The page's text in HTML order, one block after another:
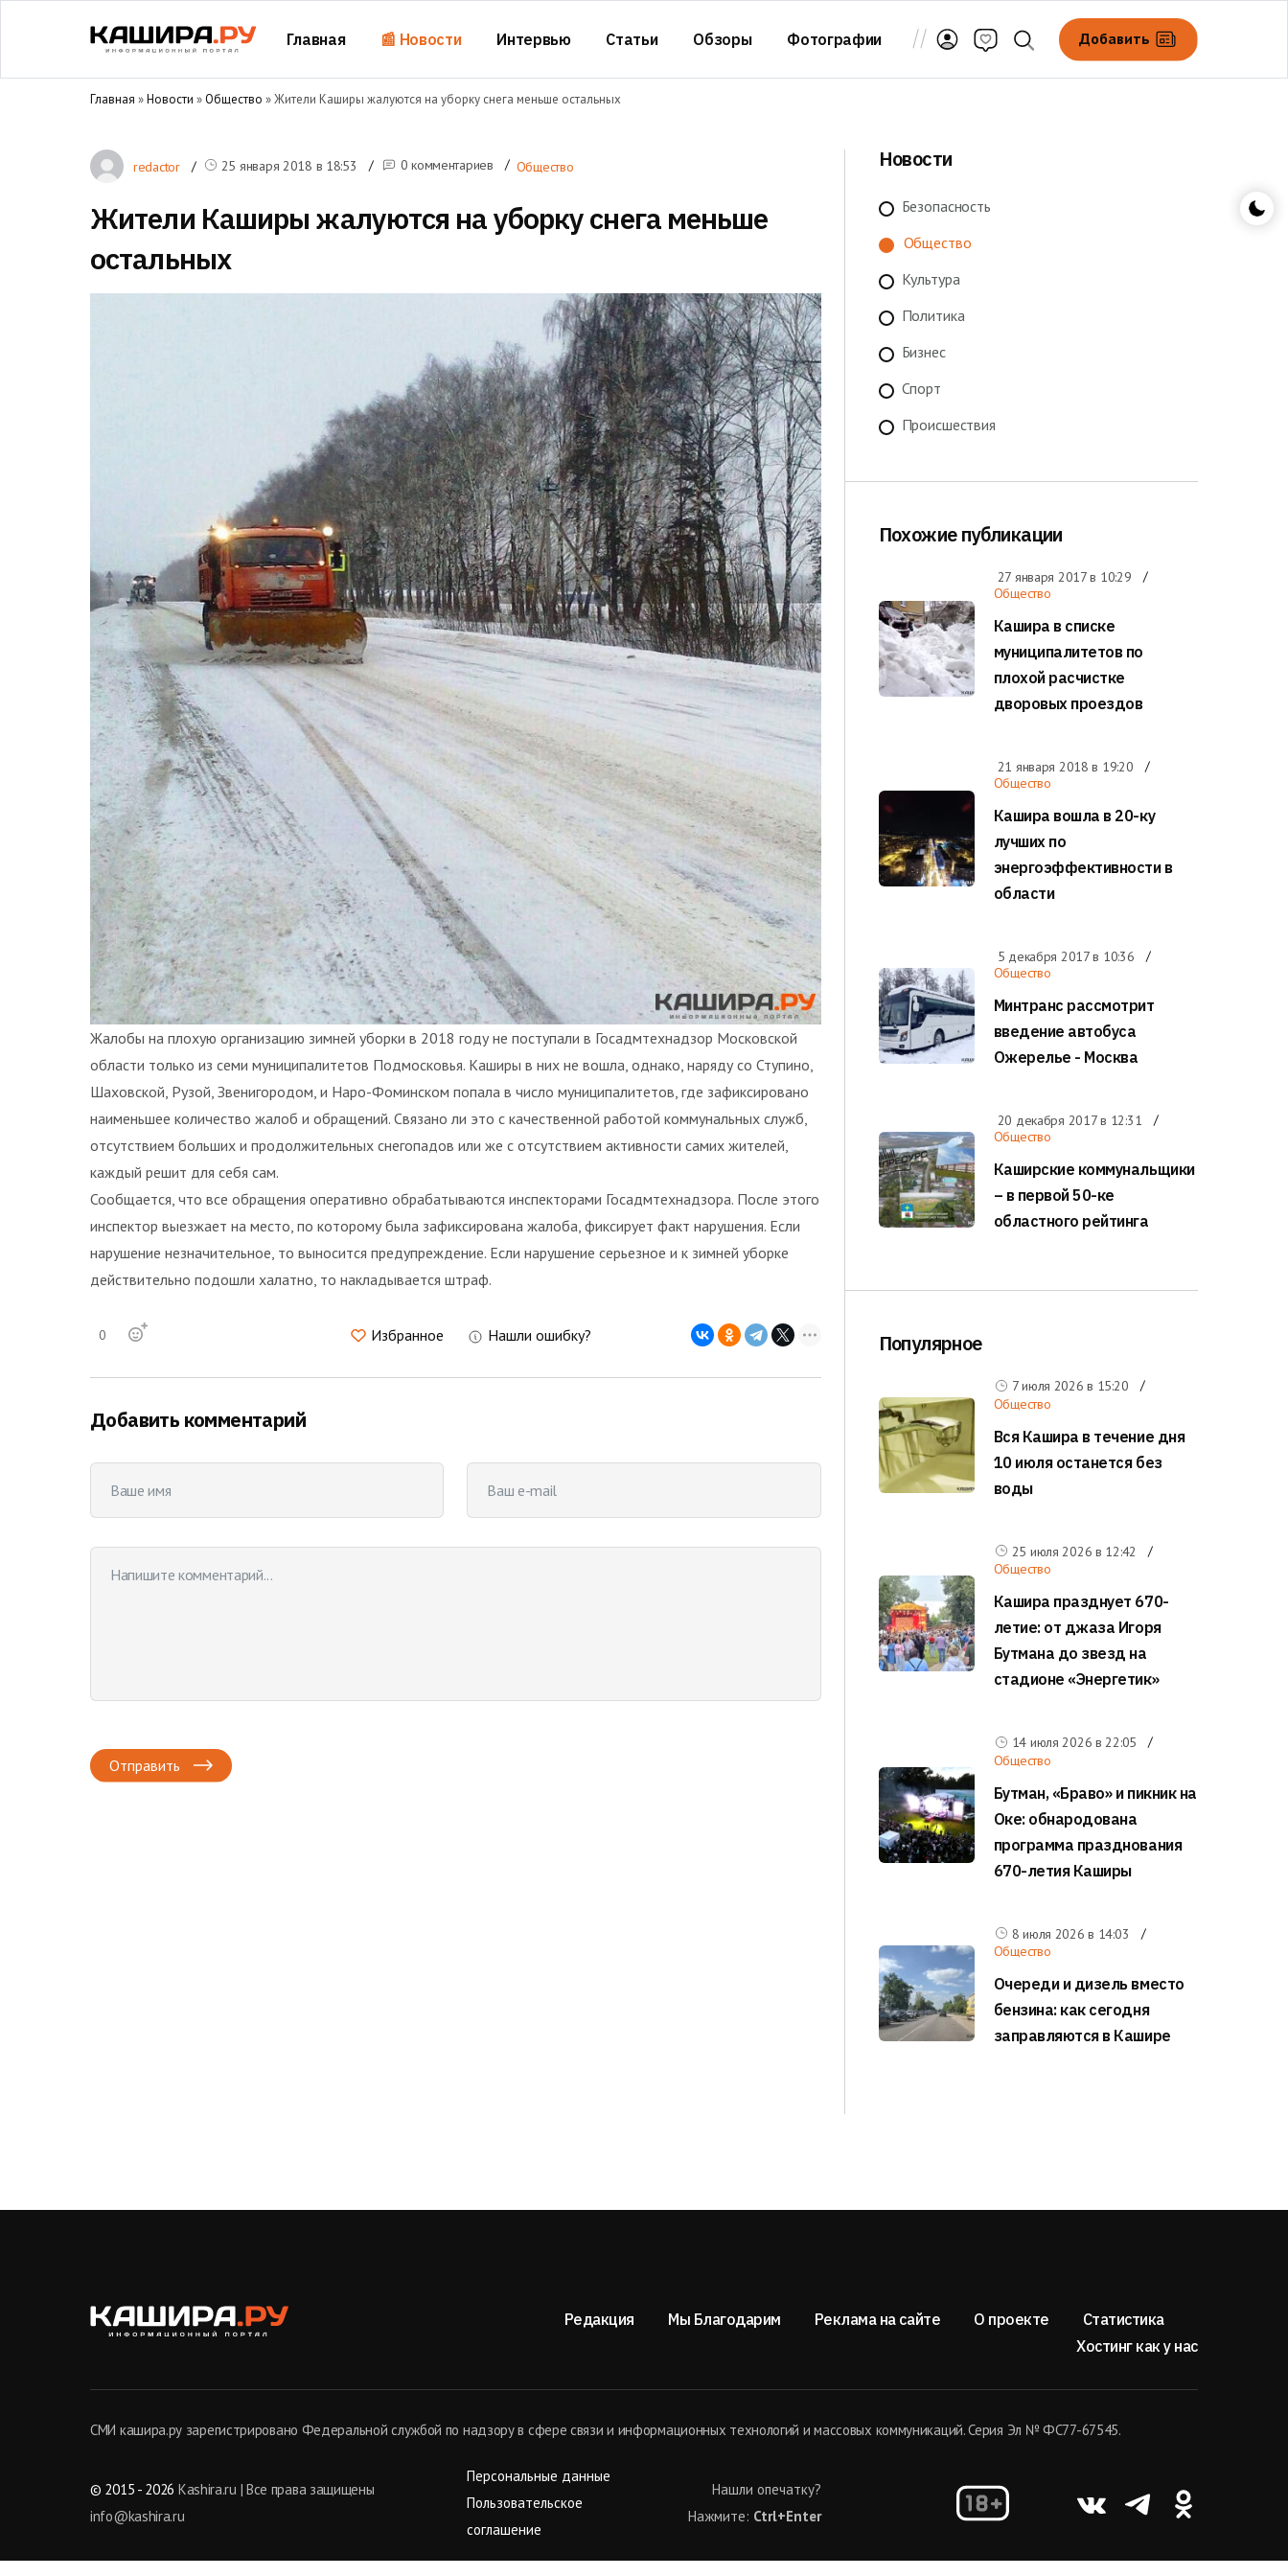
Главная 📰 Новости Интервью Статьи Обзоры Фотографии Добавить
Главная »Новости »Общество » Жители Каширы жалуются на уборку снега меньше остальных
redactor 25 января 2018 в 18:53 0 комментариев Общество
Жители Каширы жалуются на уборку снега меньше
остальных
Жалобы на плохую организацию зимней уборки в 2018 году не поступали в Госадмтехнадзор Московской
области только из семи муниципалитетов Подмосковья. Каширы в них не вошла, однако, наряду со Ступино,
Шаховской, Рузой, Звенигородом, и Наро-Фоминском попала в число муниципалитетов, где зафиксировано
наименьшее количество жалоб и обращений. Связано ли это с качественной работой коммунальных служб,
отсутствием больших и продолжительных снегопадов или же с отсутствием активности самих жителей,
каждый решит для себя сам.
Сообщается, что все обращения оперативно обрабатываются инспекторами Госадмтехнадзора. После этого
инспектор выезжает на место, по которому была зафиксирована жалоба, фиксирует факт нарушения. Если
нарушение незначительное, то выносится предупреждение. Если нарушение серьезное и к зимней уборке
действительно подошли халатно, то накладывается штраф.
0 Избранное Нашли ошибку?
Добавить комментарий
Отправить
Новости
Безопасность
Общество
Культура
Политика
Бизнес
Спорт
Происшествия
Похожие публикации
27 января 2017 в 10:29
Общество
Кашира в списке
муниципалитетов по
плохой расчистке
дворовых проездов
21 января 2018 в 19:20
Общество
Кашира вошла в 20-ку
лучших по
энергоэффективности в
области
5 декабря 2017 в 10:36
Общество
Минтранс рассмотрит
введение автобуса
Ожерелье - Москва
20 декабря 2017 в 12:31
Общество
Каширские коммунальщики
– в первой 50-ке
областного рейтинга
Популярное
7 июля 2026 в 15:20
Общество
Вся Кашира в течение дня
10 июля останется без
воды
25 июля 2026 в 12:42
Общество
Кашира празднует 670-
летие: от джаза Игоря
Бутмана до звезд на
стадионе «Энергетик»
14 июля 2026 в22:05
Общество
Бутман, «Браво» и пикник на
Оке: обнародована
программа празднования
670-летия Каширы
8 июля 2026 в 14:03
Общество
Очереди и дизель вместо
бензина: как сегодня
заправляются в Кашире
Редакция Мы Благодарим Реклама на сайте О проекте
Статистика
Хостинг как у нас
СМИ кашира.ру зарегистрировано Федеральной службой по надзору в сфере связи и информационных технологий и массовых коммуникаций. Серия Эл № ФС77-67545.
© 2015 - 2026 Kashira.ru | Все права защищены
info@kashira.ru
Персональные данные
Пользовательское
соглашение
Нашли опечатку?
Нажмите: Ctrl+Enter